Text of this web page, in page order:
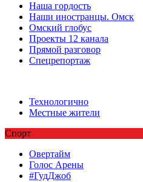
Наша гордость
Наши иностранцы. Омск
Омский глобус
Проекты 12 канала
Прямой разговор
Спецрепортаж
Технологично
Местные жители
Спорт
Овертайм
Голос Арены
#ГудДжоб